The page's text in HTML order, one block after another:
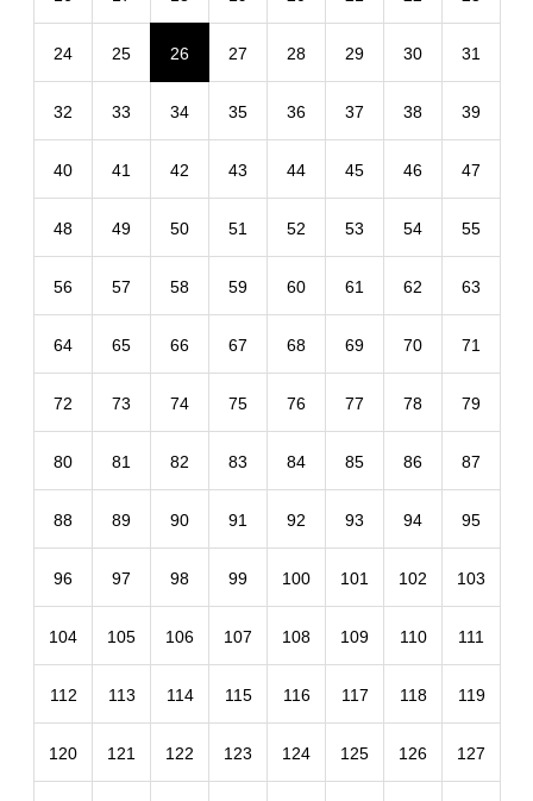
24 25 26 27 28 29 30 31
32 33 34 35 36 37 38 39
40 41 42 43 44 45 46 47
48 49 50 51 52 53 54 55
56 57 58 59 60 61 62 63
64 65 66 67 68 69 70 71
72 73 74 75 76 77 78 79
80 81 82 83 84 85 86 87
88 89 90 91 92 93 94 95
96 97 98 99 100 101 102 103
104 105 106 107 108 109 110 111
112 113 114 115 116 117 118 119
120 121 122 123 124 125 126 127